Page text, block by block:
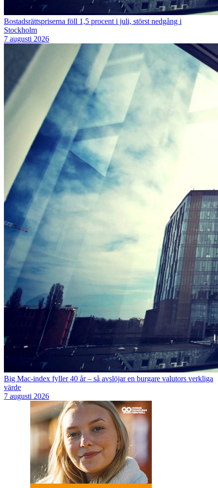
Bostadsrättspriserna föll 1,5 procent i juli, störst nedgång i
Stockholm
7 augusti 2026
Big Mac-index fyller 40 år – så avslöjar en burgare valutors verkliga
värde
7 augusti 2026